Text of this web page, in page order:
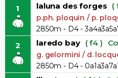
1
laluna des forges (
p.ph. ploquin / p.
2850m - D4 -
2 laredo bay ( f4 )
g. gelormini / d.
2850m - D4 -